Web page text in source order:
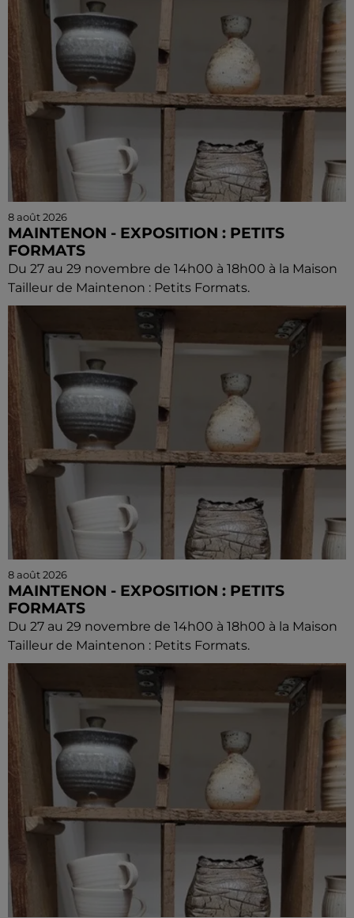
8 août 2026
MAINTENON - EXPOSITION : PETITS
FORMATS
Du 27 au 29 novembre de 14h00 à 18h00 à la Maison
Tailleur de Maintenon : Petits Formats.
8 août 2026
MAINTENON - EXPOSITION : PETITS
FORMATS
Du 27 au 29 novembre de 14h00 à 18h00 à la Maison
Tailleur de Maintenon : Petits Formats.